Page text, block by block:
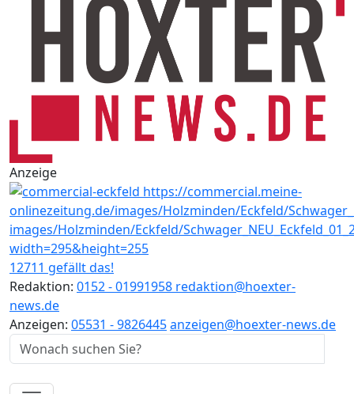
Anzeige
12711 gefällt das!
Redaktion: 0152 - 01991958 redaktion@hoexter-
news.de
Anzeigen: 05531 - 9826445anzeigen@hoexter-news.de